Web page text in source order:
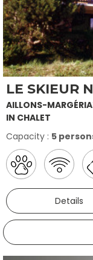
LE SKIEUR
AILLONS-
IN CHALET
Capacity : 5
Details